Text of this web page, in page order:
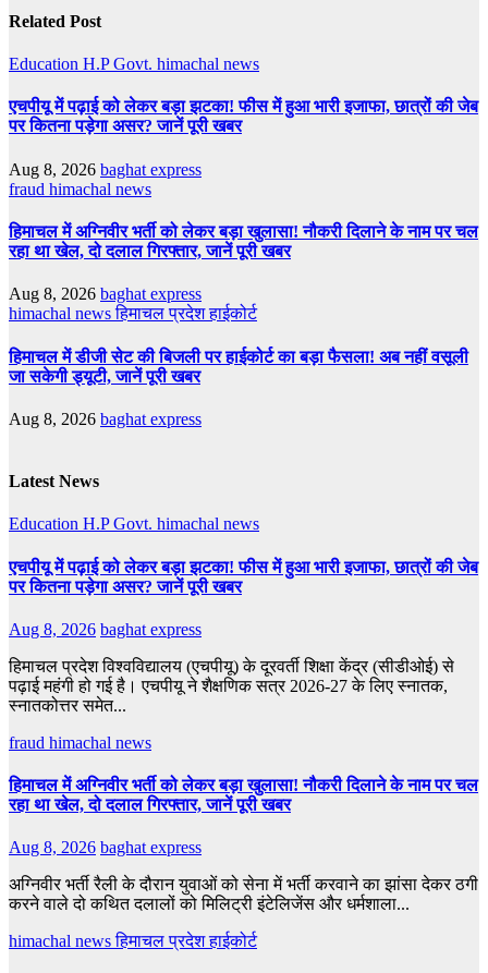
Related Post
Education H.P Govt. himachal news
एचपीयू में पढ़ाई को लेकर बड़ा झटका! फीस में हुआ भारी इजाफा, छात्रों की जेब
पर कितना पड़ेगा असर? जानें पूरी खबर
Aug 8, 2026 baghat express
fraud himachal news
हिमाचल में अग्निवीर भर्ती को लेकर बड़ा खुलासा! नौकरी दिलाने के नाम पर चल
रहा था खेल, दो दलाल गिरफ्तार, जानें पूरी खबर
Aug 8, 2026 baghat express
himachal newsहिमाचल प्रदेश हाईकोर्ट
हिमाचल में डीजी सेट की बिजली पर हाईकोर्ट का बड़ा फैसला! अब नहीं वसूली
जा सकेगी ड्यूटी, जानें पूरी खबर
Aug 8, 2026 baghat express
Latest News
Education H.P Govt. himachal news
एचपीयू में पढ़ाई को लेकर बड़ा झटका! फीस में हुआ भारी इजाफा, छात्रों की जेब
पर कितना पड़ेगा असर? जानें पूरी खबर
Aug 8, 2026 baghat express
हिमाचल प्रदेश विश्वविद्यालय (एचपीयू) के दूरवर्ती शिक्षा केंद्र (सीडीओई) से
पढ़ाई महंगी हो गई है। एचपीयू ने शैक्षणिक सत्र 2026-27 के लिए स्नातक,
स्नातकोत्तर समेत...
fraud himachal news
हिमाचल में अग्निवीर भर्ती को लेकर बड़ा खुलासा! नौकरी दिलाने के नाम पर चल
रहा था खेल, दो दलाल गिरफ्तार, जानें पूरी खबर
Aug 8, 2026 baghat express
अग्निवीर भर्ती रैली के दौरान युवाओं को सेना में भर्ती करवाने का झांसा देकर ठगी
करने वाले दो कथित दलालों को मिलिट्री इंटेलिजेंस और धर्मशाला...
himachal newsहिमाचल प्रदेश हाईकोर्ट